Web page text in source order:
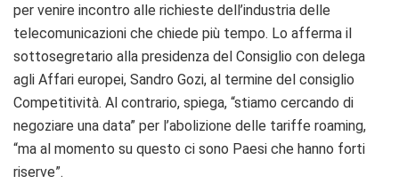
per venire incontro alle richieste dell’industria delle
telecomunicazioni che chiede più tempo. Lo afferma il
sottosegretario alla presidenza del Consiglio con delega
agli Affari europei, Sandro Gozi, al termine del consiglio
Competitività. Al contrario, spiega, “stiamo cercando di
negoziare una data” per l’abolizione delle tariffe roaming,
“ma al momento su questo ci sono Paesi che hanno forti
riserve”.